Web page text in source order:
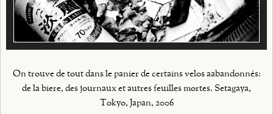
On trouve de tout dans le panier de certains velos aabandonnés:
de la biere, des journaux et autres feuilles mortes. Setagaya,
Tokyo, Japan, 2006